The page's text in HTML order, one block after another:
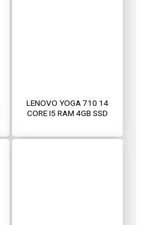
LENOVO YOGA 710 14
CORE I5 RAM 4GB SSD